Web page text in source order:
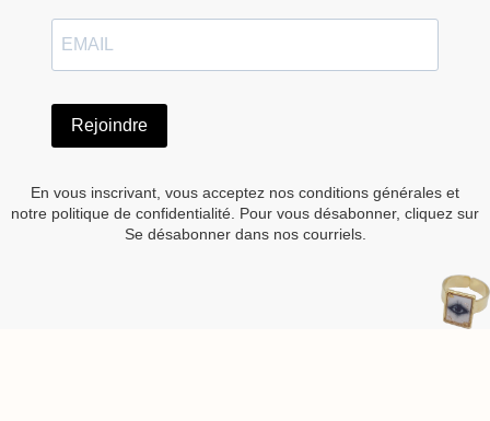
Rejoindre
En vous inscrivant, vous acceptez nos conditions générales et
notre politique de confidentialité. Pour vous désabonner, cliquez sur
Se désabonner dans nos courriels.